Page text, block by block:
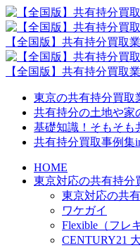
【全国版】共有持分買取
【全国版】共有持分買取
東京の共有持分買取
共有持分の土地や家
基礎知識！そもそも
共有持分買取事例集
HOME
東京対応の共有持分
東京対応の共
ワケガイ
Flexible（フレ
CENTURY21